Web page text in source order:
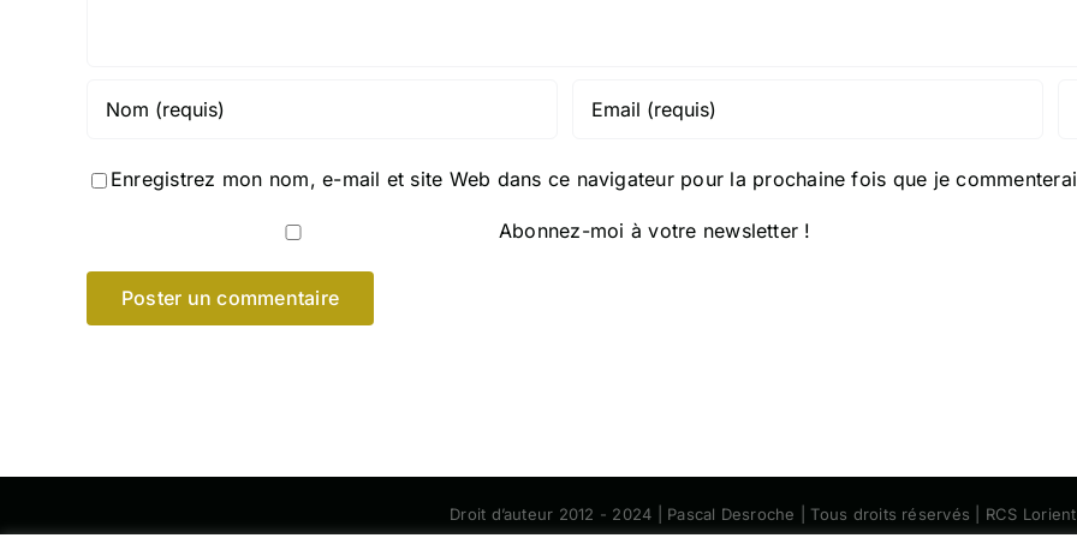
Enregistrez mon nom, e-mail et site Web dans ce navigateur pour la prochaine fois que je
Abonnez-moi à votre newsletter !
Droit d’auteur 2012 - 2024 | Pascal Desroche | Tous droits réservés | RCS